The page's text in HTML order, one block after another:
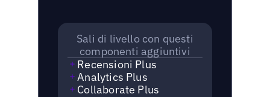
Sali di livello con questi
componenti aggiuntivi
Recensioni Plus
Analytics Plus
Collaborate Plus